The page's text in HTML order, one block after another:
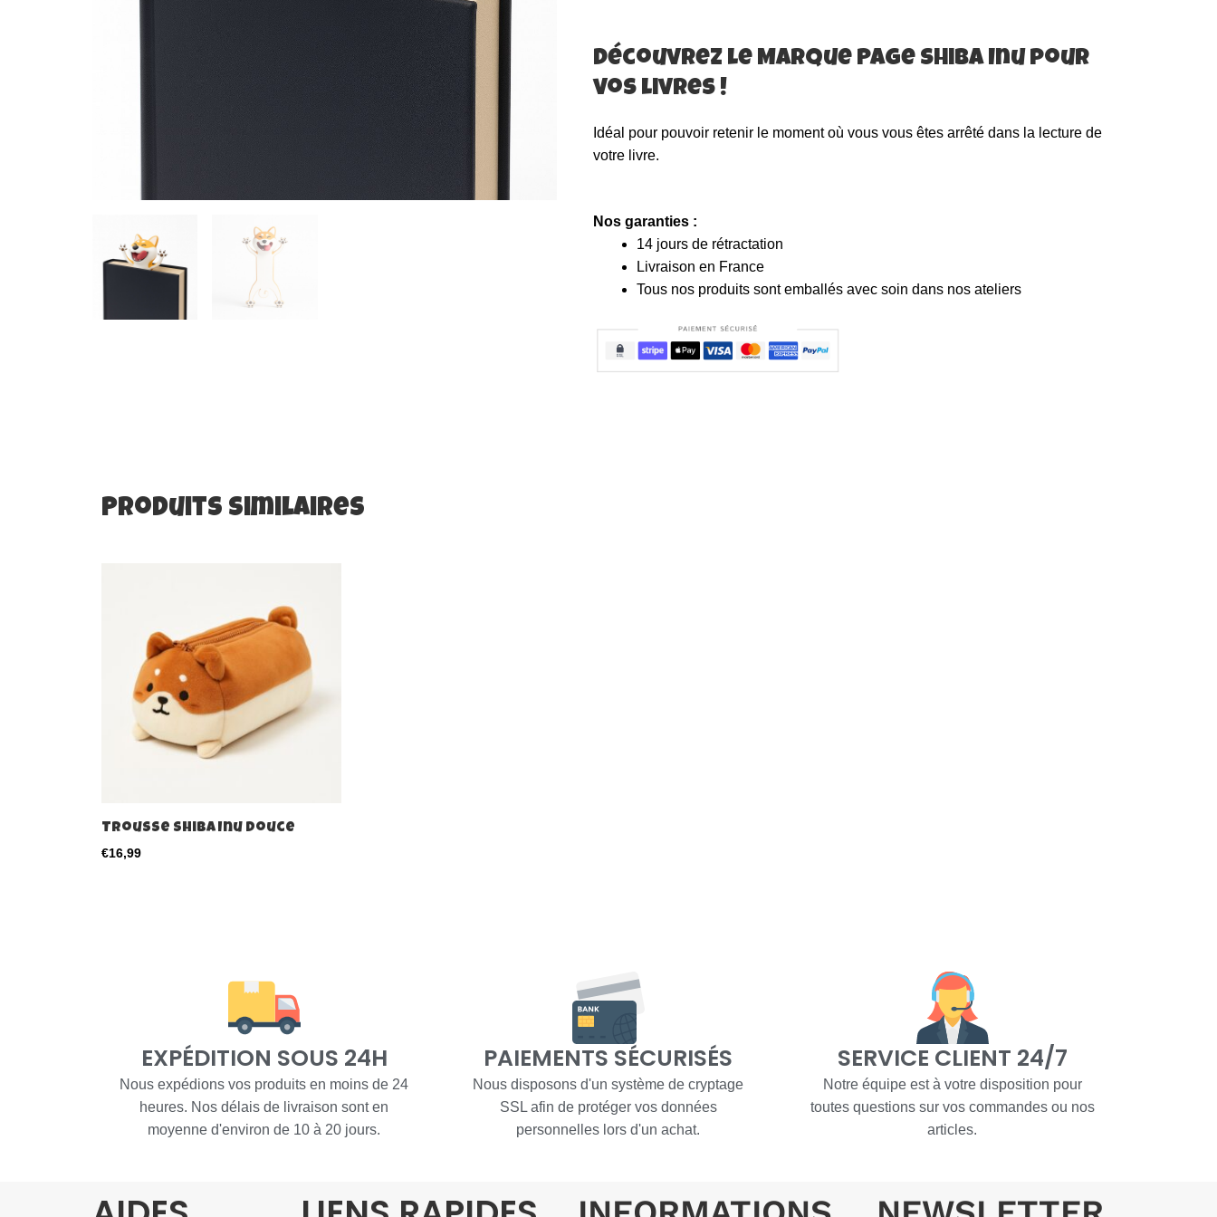
Découvrez le Marque Page Shiba Inu pour
vos livres !
Idéal pour pouvoir retenir le moment où vous vous êtes arrêté dans la lecture de
votre livre.
Nos garanties :
14 jours de rétractation
Livraison en France
Tous nos produits sont emballés avec soin dans nos ateliers
Produits Similaires
Trousse Shiba Inu douce
€16,99
EXPÉDITION SOUS 24H
Nous expédions vos produits en moins de 24
heures. Nos délais de livraison sont en
moyenne d'environ de 10 à 20 jours.
PAIEMENTS SÉCURISÉS
Nous disposons d'un système de cryptage
SSL afin de protéger vos données
personnelles lors d'un achat.
SERVICE CLIENT 24/7
Notre équipe est à votre disposition pour
toutes questions sur vos commandes ou nos
articles.